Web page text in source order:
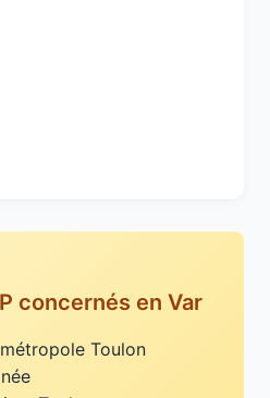
concernés en Var
Toulon